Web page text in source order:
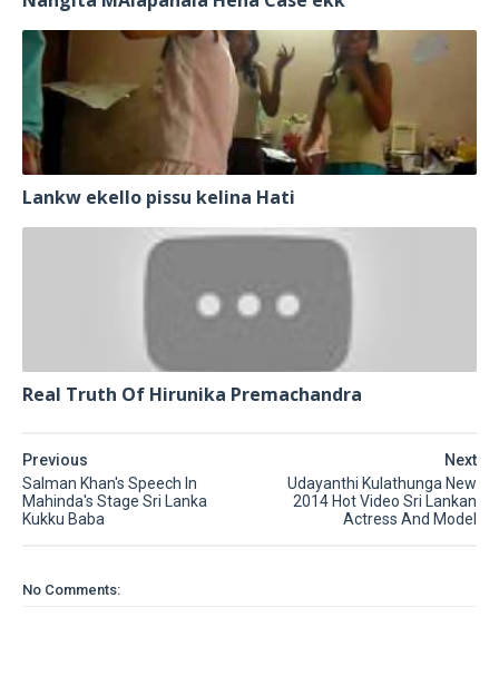
Lankw ekello pissu kelina Hati
Real Truth Of Hirunika Premachandra
Next
Udayanthi Kulathunga New
2014 Hot Video Sri Lankan
Actress And Model
Previous
Salman Khan's Speech In
Mahinda's Stage Sri Lanka
Kukku Baba
No Comments: